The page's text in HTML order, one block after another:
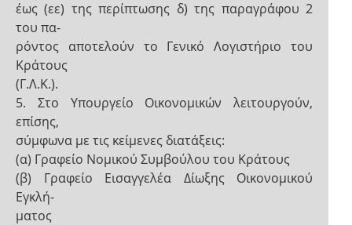
έως (εε) της περίπτωσης δ) της παραγράφου 2
του πα-
ρόντος αποτελούν το Γενικό Λογιστήριο του
Κράτους
(Γ.Λ.Κ.).
5. Στο Υπουργείο Οικονομικών λειτουργούν,
επίσης,
σύμφωνα με τις κείμενες διατάξεις:
(α) Γραφείο Νομικού Συμβούλου του Κράτους
(β) Γραφείο Εισαγγελέα Δίωξης Οικονομικού
Εγκλή-
ματος